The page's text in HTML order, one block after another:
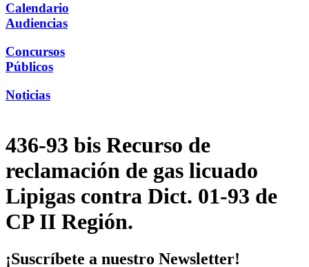
Calendario
Audiencias
Concursos
Públicos
Noticias
436-93 bis Recurso de
reclamación de gas licuado
Lipigas contra Dict. 01-93 de
CP II Región.
¡Suscríbete a nuestro Newsletter!